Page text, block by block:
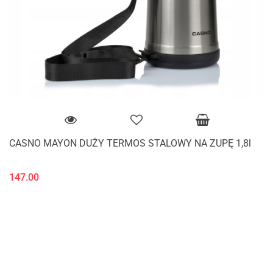
CASNO MAYON DUŻY TERMOS STALOWY NA ZUPĘ 1,8l
147.00